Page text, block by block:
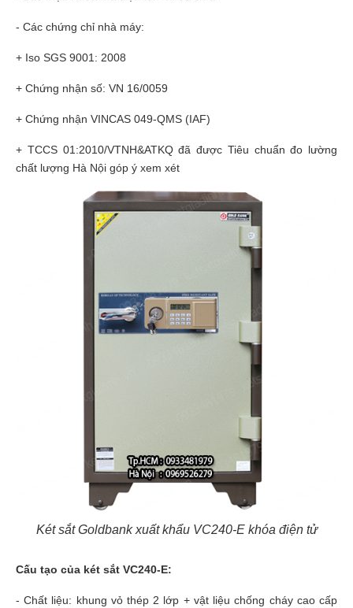
- Các chứng chỉ nhà máy:
+ Iso SGS 9001: 2008
+ Chứng nhận số: VN 16/0059
+ Chứng nhận VINCAS 049-QMS (IAF)
+ TCCS 01:2010/VTNH&ATKQ đã được Tiêu chuẩn đo lường
chất lượng Hà Nội góp ý xem xét
Két sắt Goldbank xuất khẩu VC240-E khóa điện tử
Cấu tạo của két sắt VC240-E:
- Chất liệu: khung vỏ thép 2 lớp + vật liệu chống cháy cao cấp